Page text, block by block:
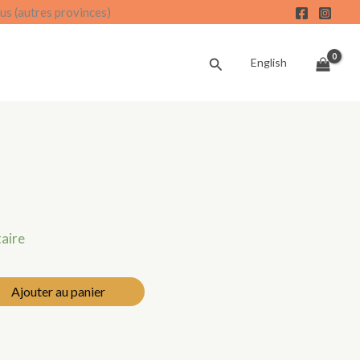
(autres provinces)
Recherche
English
Ajouter au panier